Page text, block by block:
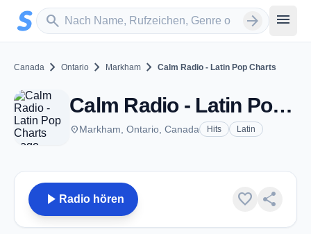
Zum Hauptinhalt springen
search
Sender suchen arrow_forward menu
Canada chevron_right Ontario chevron_right Markham chevron_right Calm Radio - Latin Pop Charts
Calm Radio - Latin Pop Charts - Markham, ON
placeMarkham, Ontario, Canada Hits Latin
play_arrow Radio hören favorite share